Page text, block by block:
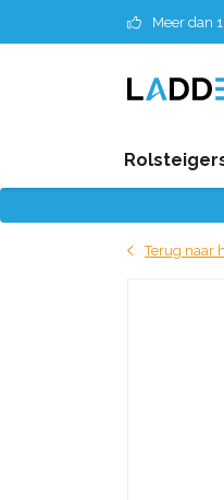
Meer dan
Terug naar